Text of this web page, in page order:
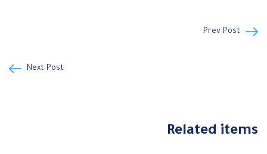
Prev Post
Next Post
Related items